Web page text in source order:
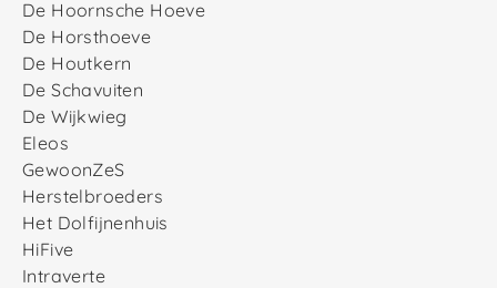
De Hoornsche Hoeve
De Horsthoeve
De Houtkern
De Schavuiten
De Wijkwieg
Eleos
GewoonZeS
Herstelbroeders
Het Dolfijnenhuis
HiFive
Intraverte